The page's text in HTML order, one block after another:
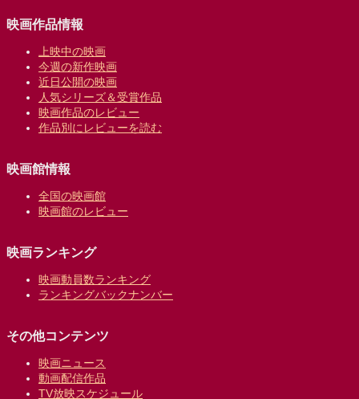
映画作品情報
上映中の映画
今週の新作映画
近日公開の映画
人気シリーズ＆受賞作品
映画作品のレビュー
作品別にレビューを読む
映画館情報
全国の映画館
映画館のレビュー
映画ランキング
映画動員数ランキング
ランキングバックナンバー
その他コンテンツ
映画ニュース
動画配信作品
TV放映スケジュール